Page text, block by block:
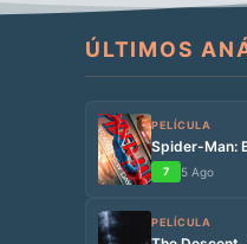
ÚLTIMOS
PELÍCULA
Spider-Man:
7 5 Ago
PELÍCULA